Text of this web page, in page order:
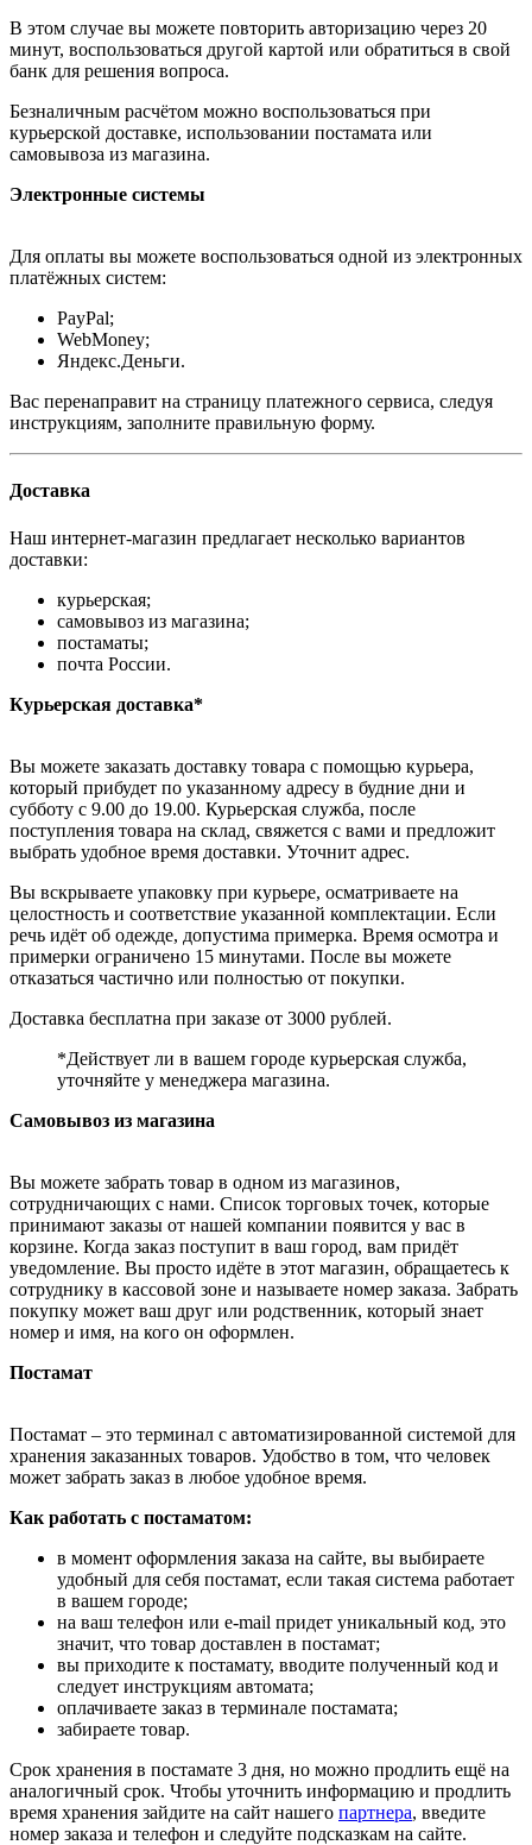
В этом случае вы можете повторить авторизацию через 20
минут, воспользоваться другой картой или обратиться в свой
банк для решения вопроса.
Безналичным расчётом можно воспользоваться при
курьерской доставке, использовании постамата или
самовывоза из магазина.
Электронные системы
Для оплаты вы можете воспользоваться одной из электронных
платёжных систем:
PayPal;
WebMoney;
Яндекс.Деньги.
Вас перенаправит на страницу платежного сервиса, следуя
инструкциям, заполните правильную форму.
Доставка
Наш интернет-магазин предлагает несколько вариантов
доставки:
курьерская;
самовывоз из магазина;
постаматы;
почта России.
Курьерская доставка*
Вы можете заказать доставку товара с помощью курьера,
который прибудет по указанному адресу в будние дни и
субботу с 9.00 до 19.00. Курьерская служба, после
поступления товара на склад, свяжется с вами и предложит
выбрать удобное время доставки. Уточнит адрес.
Вы вскрываете упаковку при курьере, осматриваете на
целостность и соответствие указанной комплектации. Если
речь идёт об одежде, допустима примерка. Время осмотра и
примерки ограничено 15 минутами. После вы можете
отказаться частично или полностью от покупки.
Доставка бесплатна при заказе от 3000 рублей.
*Действует ли в вашем городе курьерская служба,
уточняйте у менеджера магазина.
Самовывоз из магазина
Вы можете забрать товар в одном из магазинов,
сотрудничающих с нами. Список торговых точек, которые
принимают заказы от нашей компании появится у вас в
корзине. Когда заказ поступит в ваш город, вам придёт
уведомление. Вы просто идёте в этот магазин, обращаетесь к
сотруднику в кассовой зоне и называете номер заказа. Забрать
покупку может ваш друг или родственник, который знает
номер и имя, на кого он оформлен.
Постамат
Постамат – это терминал с автоматизированной системой для
хранения заказанных товаров. Удобство в том, что человек
может забрать заказ в любое удобное время.
Как работать с постаматом:
в момент оформления заказа на сайте, вы выбираете
удобный для себя постамат, если такая система работает
в вашем городе;
на ваш телефон или e-mail придет уникальный код, это
значит, что товар доставлен в постамат;
вы приходите к постамату, вводите полученный код и
следует инструкциям автомата;
оплачиваете заказ в терминале постамата;
забираете товар.
Срок хранения в постамате 3 дня, но можно продлить ещё на
аналогичный срок. Чтобы уточнить информацию и продлить
время хранения зайдите на сайт нашего партнера, введите
номер заказа и телефон и следуйте подсказкам на сайте.